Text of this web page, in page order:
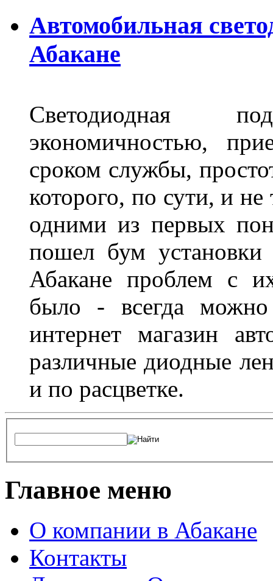
Автомобильная
Абакане
Светодиодная
экономичностью,
сроком службы,
которого, по сути, и
одними из первых
пошел бум установки
Абакане проблем с
было - всегда
интернет магазин
различные диодные
и по расцветке.
Главное меню
О компании в Абакане
Контакты